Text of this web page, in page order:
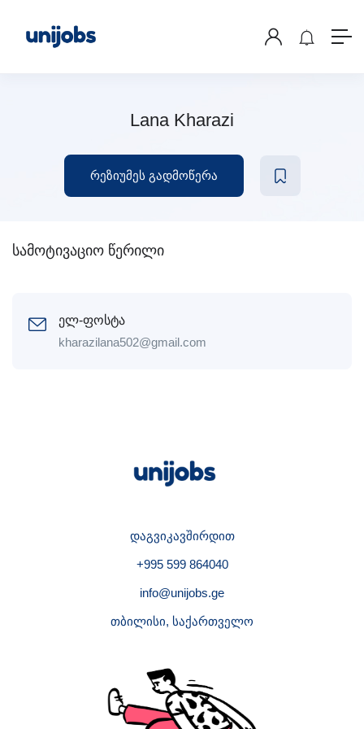
Lana Kharazi
რეზიუმეს გადმოწერა
სამოტივაციო წერილი
ელ-ფოსტა
kharazilana502@gmail.com
დაგვიკავშირდით
+995 599 864040
info@unijobs.ge
თბილისი, საქართველო